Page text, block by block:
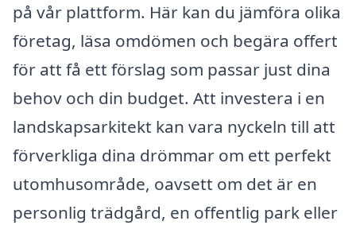
på vår plattform. Här kan du jämföra olika
företag, läsa omdömen och begära offert
för att få ett förslag som passar just dina
behov och din budget. Att investera i en
landskapsarkitekt kan vara nyckeln till att
förverkliga dina drömmar om ett perfekt
utomhusområde, oavsett om det är en
personlig trädgård, en offentlig park eller